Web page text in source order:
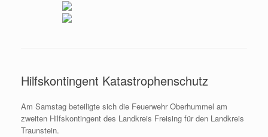
Hilfskontingent Katastrophenschutz
Am Samstag beteiligte sich die Feuerwehr Oberhummel am
zweiten Hilfskontingent des Landkreis Freising für den Landkreis
Traunstein.